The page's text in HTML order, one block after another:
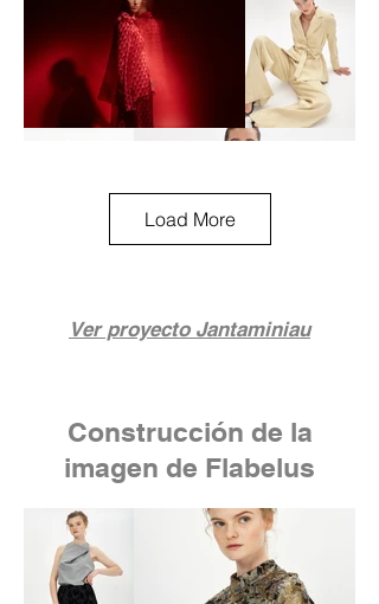
Load More
Ver proyecto Jantaminiau
Construcción de la
imagen de Flabelus